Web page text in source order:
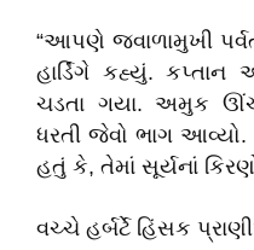
“આપણે જ્વાળામુખી
હાર્ડિંગે કહ્યું.
ચડતા ગયા. અમુક
ધરતી જેવો ભાગ
હતું કે, તેમાં સૂર્યનાં
વચ્ચે હર્બર્ટે હિંસક